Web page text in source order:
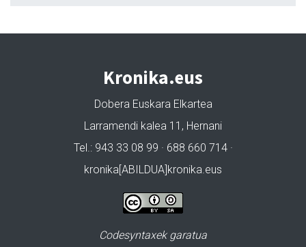
Kronika.eus
Dobera Euskara Elkartea
Larramendi kalea 11, Hernani
Tel.: 943 33 08 99 · 688 660 714 ·
kronika[ABILDUA]kronika.eus
Codesyntaxek garatua